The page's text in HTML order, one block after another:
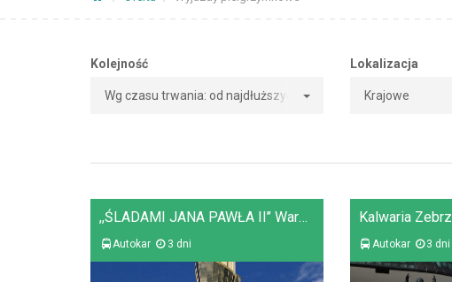
Kolejność
Wg czasu trwania: od najdłuższych
Lokalizacja
Krajowe
,,ŚLADAMI JANA PAWŁA II’’ Warszawa - Kraków - Łagiewniki - Zakopane
Autokar 3 dni Autokar 3 dni